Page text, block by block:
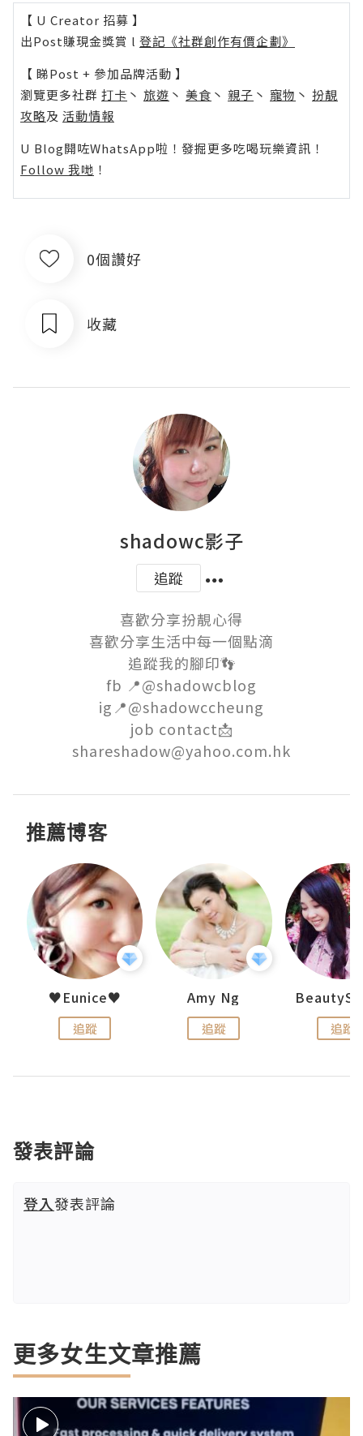
【 U Creator 招募 】
出Post賺現金獎賞 l 登記《社群創作有價企劃》
【 睇Post + 參加品牌活動 】
瀏覽更多社群 打卡 丶 旅遊 丶 美食 丶 親子 丶 寵物 丶 扮靚
攻略及 活動情報
U Blog開咗WhatsApp啦！發掘更多吃喝玩樂資訊！
Follow 我哋 ！
0個讚好
收藏
shadowc影子
追蹤
喜歡分享扮靚心得
喜歡分享生活中每一個點滴
追蹤我的腳印👣
fb 📍@shadowcblog
ig📍@shadowccheung
job contact📩
shareshadow@yahoo.com.hk
推薦博客
♥Eunice♥
追蹤
Amy Ng
追蹤 追蹤
發表評論
登入發表評論
更多女生文章推薦